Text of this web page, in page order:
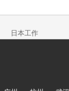
日本工作